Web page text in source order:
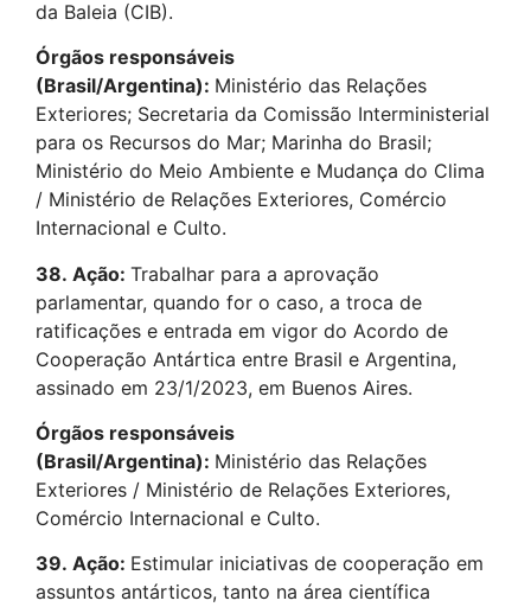
da Baleia (CIB).
Órgãos responsáveis
(Brasil/Argentina): Ministério das Relações
Exteriores; Secretaria da Comissão Interministerial
para os Recursos do Mar; Marinha do Brasil;
Ministério do Meio Ambiente e Mudança do Clima
/ Ministério de Relações Exteriores, Comércio
Internacional e Culto.
38. Ação: Trabalhar para a aprovação
parlamentar, quando for o caso, a troca de
ratificações e entrada em vigor do Acordo de
Cooperação Antártica entre Brasil e Argentina,
assinado em 23/1/2023, em Buenos Aires.
Órgãos responsáveis
(Brasil/Argentina): Ministério das Relações
Exteriores / Ministério de Relações Exteriores,
Comércio Internacional e Culto.
39. Ação: Estimular iniciativas de cooperação em
assuntos antárticos, tanto na área científica